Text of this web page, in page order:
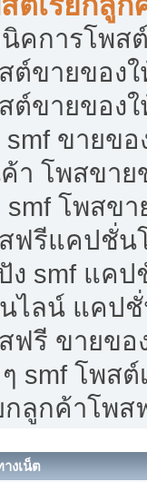
คการโพส
ต์ขายของ
ต์ขายของ
smf ขายข
า โพสขาย
smf โพสข
ฟรีแคปชั่น
ง smf แค
ไลน์ แคป
ฟรี ขายขอ
smf โพส
กลูกค้าโพส
งเน็ต